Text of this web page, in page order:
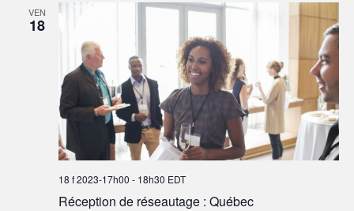
VEN
18
Réception de réseautage : Québec
18 f 2023-17h00 - 18h30 EDT